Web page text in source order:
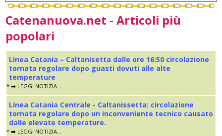
Catenanuova.net - Articoli più
popolari
Linea Catania – Caltanisetta dalle ore 16:50 circolazione
tornata regolare dopo guasti dovuti alle alte
temperature
* ➡️ LEGGI NOTIZIA...
Linea Catania Centrale - Caltanissetta: circolazione
tornata regolare dopo un inconveniente tecnico causato
dalle elevate temperature.
* ➡️ LEGGI NOTIZIA...